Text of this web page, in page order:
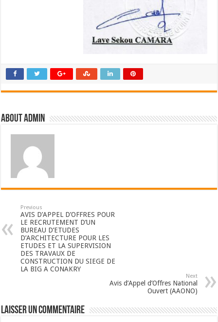
About admin
Previous
AVIS D’APPEL D’OFFRES POUR
LE RECRUTEMENT D’UN
BUREAU D’ETUDES
D’ARCHITECTURE POUR LES
ETUDES ET LA SUPERVISION
DES TRAVAUX DE
CONSTRUCTION DU SIEGE DE
LA BIG A CONAKRY
Next
Avis d’Appel d’Offres National
Ouvert (AAONO)
Laisser un commentaire